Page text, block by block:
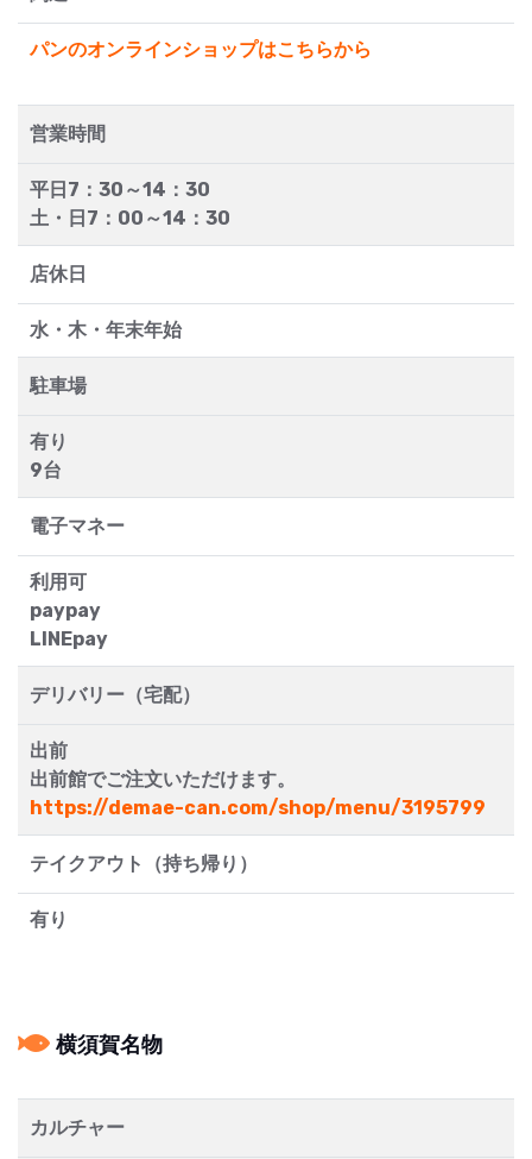
パンのオンラインショップはこちらから
営業時間
平日7：30～14：30
土・日7：00～14：30
店休日
水・木・年末年始
駐車場
有り
9台
電子マネー
利用可
paypay
LINEpay
デリバリー（宅配）
出前
出前館でご注文いただけます。
https://demae-can.com/shop/menu/3195799
テイクアウト（持ち帰り）
有り
横須賀名物
カルチャー